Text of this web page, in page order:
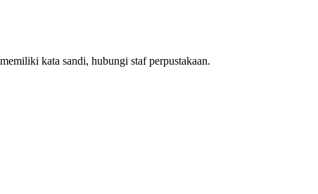
kata sandi, hubungi staf perpustakaan.